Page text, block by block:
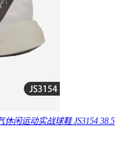
闲运动实战球鞋 JS3154 38.5